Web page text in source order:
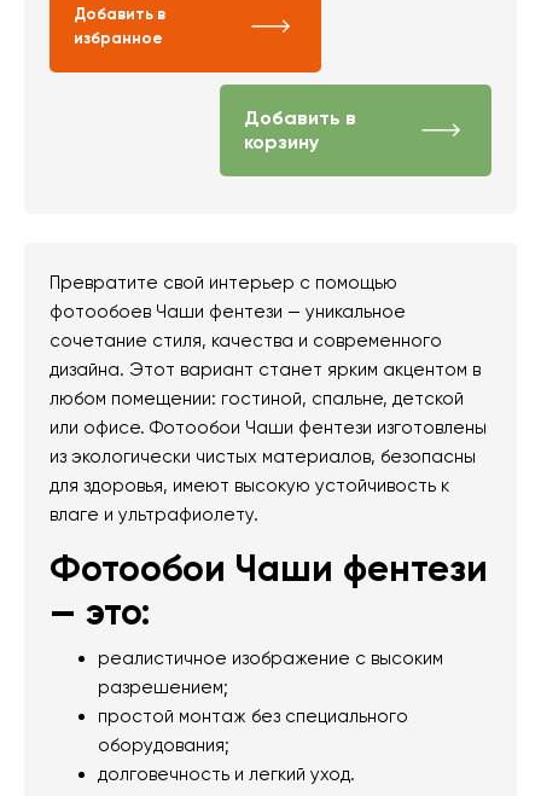
Добавить в
избранное
Добавить в
корзину
Превратите свой интерьер с помощью
фотообоев Чаши фентези — уникальное
сочетание стиля, качества и современного
дизайна. Этот вариант станет ярким акцентом в
любом помещении: гостиной, спальне, детской
или офисе. Фотообои Чаши фентези изготовлены
из экологически чистых материалов, безопасны
для здоровья, имеют высокую устойчивость к
влаге и ультрафиолету.
Фотообои Чаши фентези
— это:
реалистичное изображение с высоким
разрешением;
простой монтаж без специального
оборудования;
долговечность и легкий уход.